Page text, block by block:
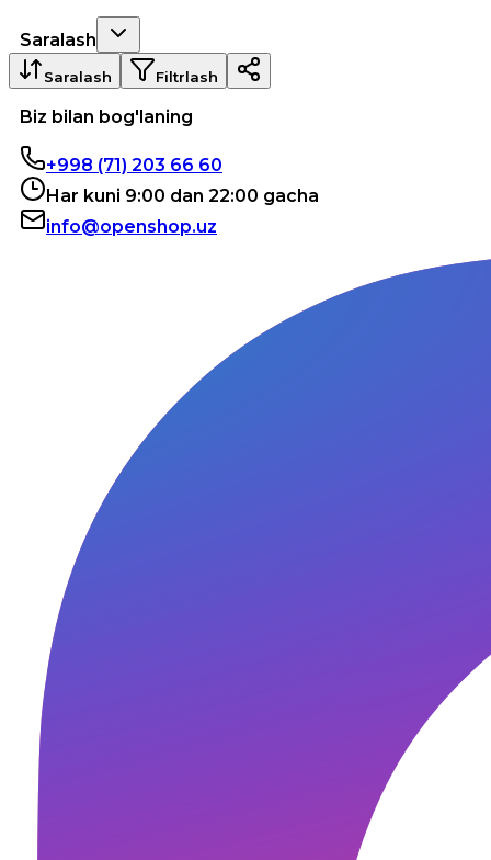
Saralash
Saralash Filtrlash
Biz bilan bog'laning
+998 (71) 203 66 60
Har kuni 9:00 dan 22:00 gacha
info@openshop.uz